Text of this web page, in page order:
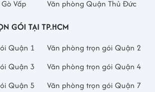
Vấp
Văn phòng Quận Thủ Đức
GÓI TẠI TP.HCM
Quận 1
Văn phòng trọn gói Quận 2
Quận 3
Văn phòng trọn gói Quận 4
Quận 5
Văn phòng trọn gói Quận 7